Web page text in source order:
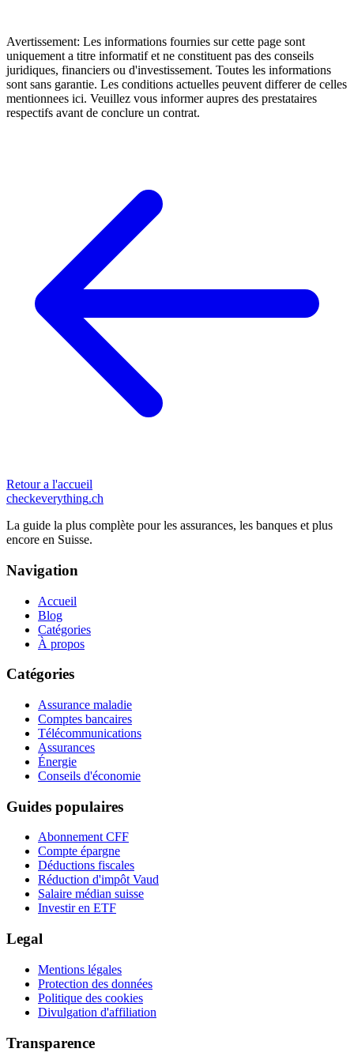
Avertissement: Les informations fournies sur cette page sont
uniquement a titre informatif et ne constituent pas des conseils
juridiques, financiers ou d'investissement. Toutes les informations
sont sans garantie. Les conditions actuelles peuvent differer de celles
mentionnees ici. Veuillez vous informer aupres des prestataires
respectifs avant de conclure un contrat.
Retour a l'accueil
checkeverything.ch
La guide la plus complète pour les assurances, les banques et plus
encore en Suisse.
Navigation
Accueil
Blog
Catégories
À propos
Catégories
Assurance maladie
Comptes bancaires
Télécommunications
Assurances
Énergie
Conseils d'économie
Guides populaires
Abonnement CFF
Compte épargne
Déductions fiscales
Réduction d'impôt Vaud
Salaire médian suisse
Investir en ETF
Legal
Mentions légales
Protection des données
Politique des cookies
Divulgation d'affiliation
Transparence